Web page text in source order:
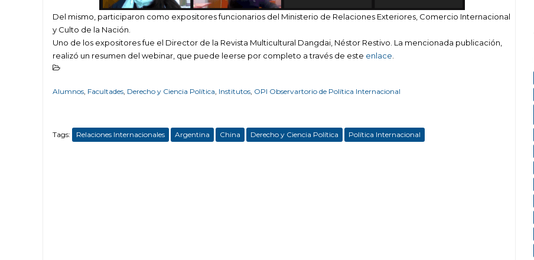
Del mismo, participaron como expositores funcionarios del Ministerio de Relaciones Exteriores, Comercio Internacional
y Culto de la Nación.
Uno de los expositores fue el Director de la Revista Multicultural Dangdai, Néstor Restivo. La mencionada publicación,
realizó un resumen del webinar, que puede leerse por completo a través de este enlace
Alumnos Facultades Derecho y Ciencia Política Institutos OPI Observartorio de Política Internacional
Tags: Relaciones Internacionales Argentina China Derecho y Ciencia Política Política Internacional